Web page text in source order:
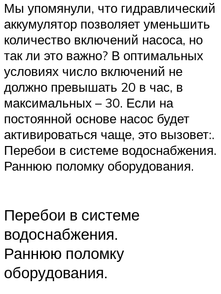
Мы упомянули, что гидравлический
аккумулятор позволяет уменьшить
количество включений насоса, но
так ли это важно? В оптимальных
условиях число включений не
должно превышать 20 в час, в
максимальных – 30. Если на
постоянной основе насос будет
активироваться чаще, это вызовет:.
Перебои в системе водоснабжения.
Раннюю поломку оборудования.
Перебои в системе
водоснабжения.
Раннюю поломку
оборудования.